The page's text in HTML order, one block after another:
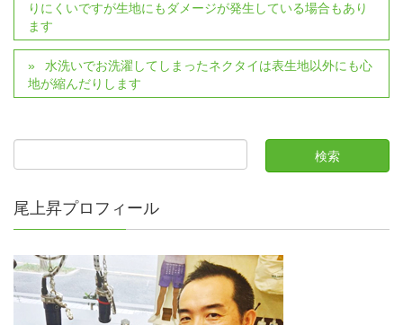
りにくいですが生地にもダメージが発生している場合もあり
ます
水洗いでお洗濯してしまったネクタイは表生地以外にも心
地が縮んだりします
尾上昇プロフィール